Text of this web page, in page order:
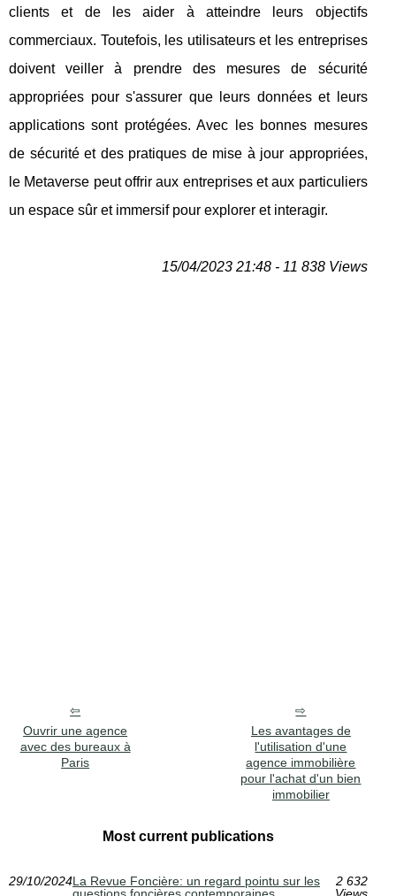
clients et de les aider à atteindre leurs objectifs
commerciaux. Toutefois, les utilisateurs et les entreprises
doivent veiller à prendre des mesures de sécurité
appropriées pour s'assurer que leurs données et leurs
applications sont protégées. Avec les bonnes mesures
de sécurité et des pratiques de mise à jour appropriées,
le Metaverse peut offrir aux entreprises et aux particuliers
un espace sûr et immersif pour explorer et interagir.
15/04/2023 21:48 - 11 838 Views
Ouvrir une agence
avec des bureaux à
Paris
Les avantages de
l'utilisation d'une
agence immobilière
pour l'achat d'un bien
immobilier
Most current publications
29/10/2024La Revue Foncière: un regard pointu sur les
2 632